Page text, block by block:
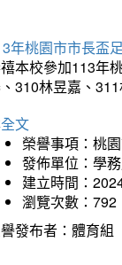
年桃園市市長盃
本校參加113年
310林昱嘉、
文
榮譽事項：桃
發佈單位：學
建立時間：
瀏覽次數：792
發布者：體育組